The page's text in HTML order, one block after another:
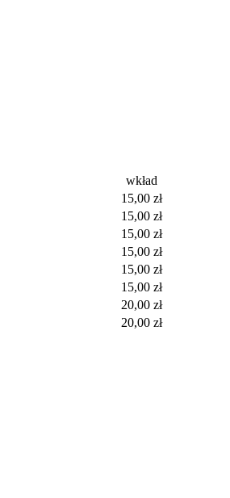
wkład
15,00 zł
15,00 zł
15,00 zł
15,00 zł
15,00 zł
15,00 zł
20,00 zł
20,00 zł